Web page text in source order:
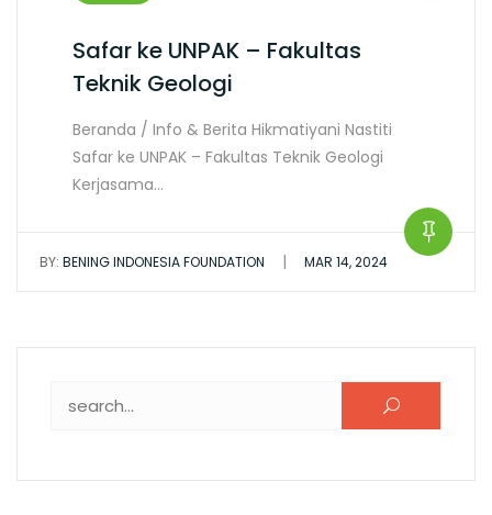
Safar ke UNPAK – Fakultas
Teknik Geologi
Beranda / Info & Berita Hikmatiyani Nastiti
Safar ke UNPAK – Fakultas Teknik Geologi
Kerjasama…
BY: BENING INDONESIA FOUNDATION | MAR 14, 2024